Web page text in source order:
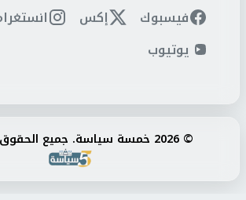
فيسبوك إكس
يوتيوب
© 2026 خمسة سياسة. جميع الحقوق محفوظة.